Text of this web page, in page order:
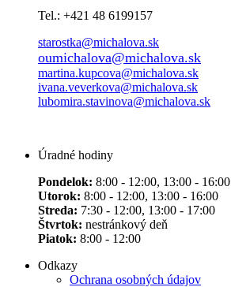
Tel.: +421 48 6199157
starostka@michalova.sk
oumichalova@michalova.sk
martina.kupcova@michalova.sk
ivana.veverkova@michalova.sk
lubomira.stavinova@michalova.sk
Úradné hodiny
Pondelok: 8:00 - 12:00, 13:00 - 16:00
Utorok: 8:00 - 12:00, 13:00 - 16:00
Streda: 7:30 - 12:00, 13:00 - 17:00
Štvrtok: nestránkový deň
Piatok: 8:00 - 12:00
Odkazy
Ochrana osobných údajov